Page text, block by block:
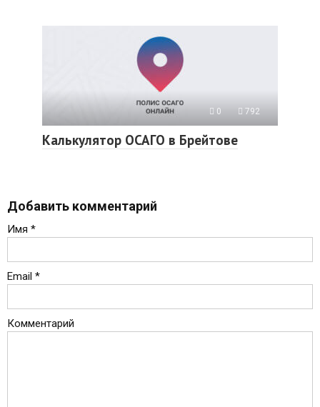
0 792
Калькулятор ОСАГО в Брейтове
Добавить комментарий
Имя *
Email *
Комментарий